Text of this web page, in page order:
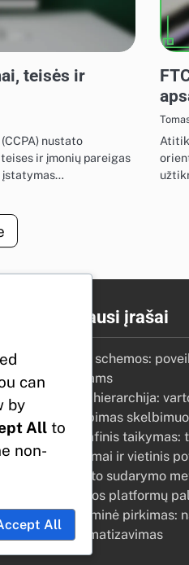
teisės ir
nustato
ir įmonių pareigas
įstatymas…
Naujausi įrašai
Spalvų schemos:
rodikliams
Vaizdo hierarchija:
nukreipimas
Geografinis taikymas:
privalumai ir vietinis
Biudžeto sudarymo
reklamos platformų
Programinė pirkimas:
ir automatizavimas
can
by
All to
non-
All